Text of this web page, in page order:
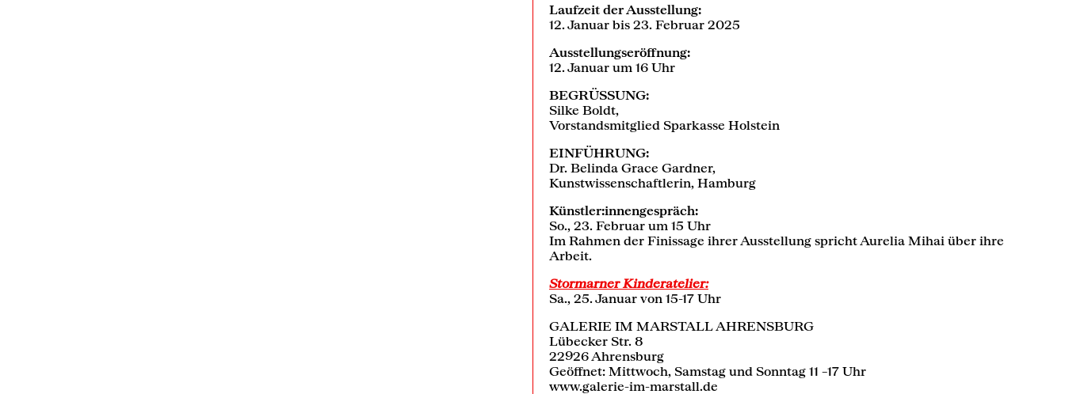
Laufzeit der Ausstellung:
12. Januar bis 23. Februar 2025
Ausstellungseröffnung:
12. Januar um 16 Uhr
BEGRÜSSUNG:
Silke Boldt,
Vorstandsmitglied Sparkasse Holstein
EINFÜHRUNG:
Dr. Belinda Grace Gardner,
Kunstwissenschaftlerin, Hamburg
Künstler:innengespräch:
So., 23. Februar um 15 Uhr
Im Rahmen der Finissage ihrer Ausstellung spricht Aurelia Mihai über ihre
Arbeit.
Stormarner Kinderatelier:
Sa., 25. Januar von 15-17 Uhr
GALERIE IM MARSTALL AHRENSBURG
Lübecker Str. 8
22926 Ahrensburg
Geöffnet: Mittwoch, Samstag und Sonntag 11 –17 Uhr
www.galerie-im-marstall.de